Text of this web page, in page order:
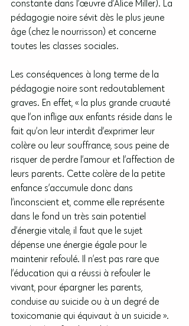
constante dans l’œuvre d’Alice Miller). La
pédagogie noire sévit dès le plus jeune
âge (chez le nourrisson) et concerne
toutes les classes sociales.
Les conséquences à long terme de la
pédagogie noire sont redoutablement
graves. En effet, « la plus grande cruauté
que l’on inflige aux enfants réside dans le
fait qu’on leur interdit d’exprimer leur
colère ou leur souffrance, sous peine de
risquer de perdre l’amour et l’affection de
leurs parents. Cette colère de la petite
enfance s’accumule donc dans
l’inconscient et, comme elle représente
dans le fond un très sain potentiel
d’énergie vitale, il faut que le sujet
dépense une énergie égale pour le
maintenir refoulé. Il n’est pas rare que
l’éducation qui a réussi à refouler le
vivant, pour épargner les parents,
conduise au suicide ou à un degré de
toxicomanie qui équivaut à un suicide ».